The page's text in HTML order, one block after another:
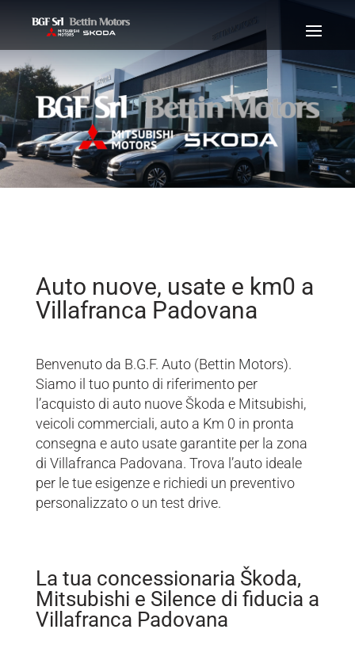
Auto nuove, usate e km0 a
Villafranca Padovana
Benvenuto da B.G.F. Auto (Bettin Motors).
Siamo il tuo punto di riferimento per
l’acquisto di auto nuove Škoda e Mitsubishi,
veicoli commerciali, auto a Km 0 in pronta
consegna e auto usate garantite per la zona
di Villafranca Padovana. Trova l’auto ideale
per le tue esigenze e richiedi un preventivo
personalizzato o un test drive.
La tua concessionaria Škoda,
Mitsubishi e Silence di fiducia a
Villafranca Padovana